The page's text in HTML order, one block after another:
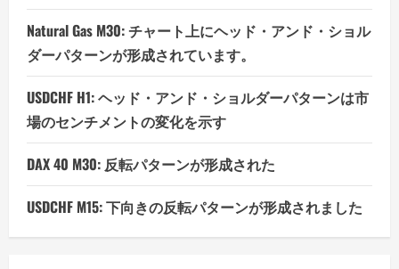
Natural Gas M30: チャート上にヘッド・アンド・ショル
ダーパターンが形成されています。
USDCHF H1: ヘッド・アンド・ショルダーパターンは市
場のセンチメントの変化を示す
DAX 40 M30: 反転パターンが形成された
USDCHF M15: 下向きの反転パターンが形成されました